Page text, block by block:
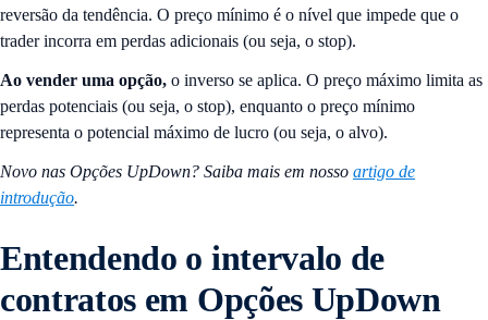
reversão da tendência. O preço mínimo é o nível que impede que o
trader incorra em perdas adicionais (ou seja, o stop).
Ao vender uma opção, o inverso se aplica. O preço máximo limita as
perdas potenciais (ou seja, o stop), enquanto o preço mínimo
representa o potencial máximo de lucro (ou seja, o alvo).
Novo nas Opções UpDown? Saiba mais em nosso artigo de
introdução.
Entendendo o intervalo de
contratos em Opções UpDown